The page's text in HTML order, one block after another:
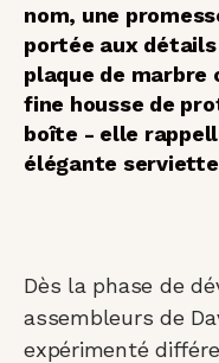
nom, une
portée aux
plaque de marbre
fine housse de
boîte - elle
élégante
Dès la phase de
assembleurs de
expérimenté